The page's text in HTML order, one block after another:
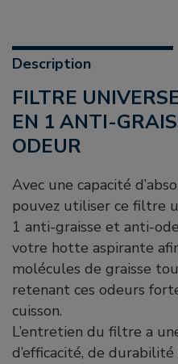
Description
FILTRE UNIVERSEL À DÉCOUPER 2
EN 1 ANTI-
ODEUR
Avec une capacité
pouvez utiliser ce filtre
1 anti-graisse et anti-
votre hotte aspirante
molécules de graisse
retenant ces odeurs
cuisson.
L’entretien du filtre a
d’efficacité, de